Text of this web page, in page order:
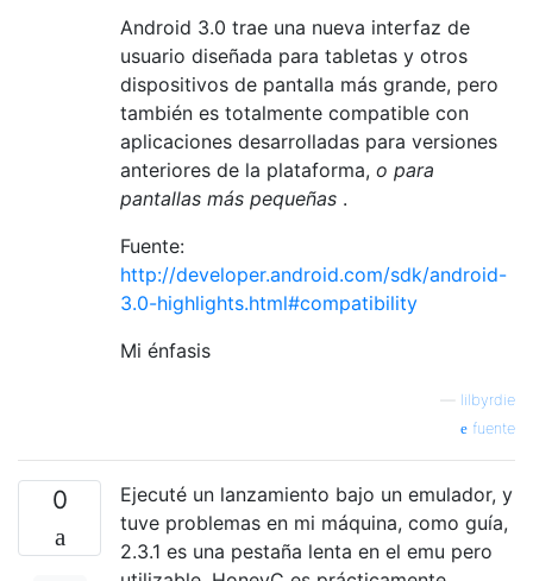
Android 3.0 trae una nueva interfaz de
usuario diseñada para tabletas y otros
dispositivos de pantalla más grande, pero
también es totalmente compatible con
aplicaciones desarrolladas para versiones
anteriores de la plataforma, o para
pantallas más pequeñas .
Fuente:
http://developer.android.com/sdk/android-
3.0-highlights.html#compatibility
Mi énfasis
lilbyrdie
fuente
0
Ejecuté un lanzamiento bajo un emulador, y
tuve problemas en mi máquina, como guía,
2.3.1 es una pestaña lenta en el emu pero